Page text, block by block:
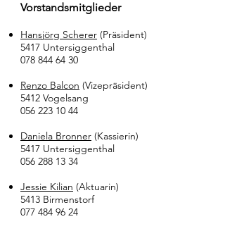
Vorstandsmitglieder
Hansjörg Scherer (Präsident)
5417 Untersiggenthal
078 844 64 30
Renzo Balcon (Vizepräsident)
5412 Vogelsang
056 223 10 44
Daniela Bronner (Kassierin)
5417 Untersiggenthal
056 288 13 34
Jessie Kilian (Aktuarin)
5413 Birmenstorf
077 484 96 24